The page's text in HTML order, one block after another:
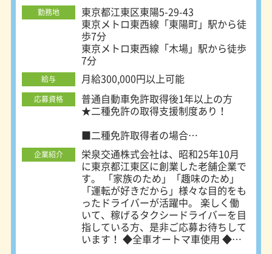
勤務地
東京都江東区東陽5-29-43
東京メトロ東西線「東陽町」駅から徒
歩7分
東京メトロ東西線「木場」駅から徒歩
7分
給与 月給300,000円以上可能
応募資格
普通自動車免許取得後1年以上の方
★二種免許の取得支援制度あり！
■二種免許取得者の場合
経験不問、未経験歓迎、学歴不問
企業紹介
栄泉交通株式会社は、昭和25年10月
に東京都江東区に創業した老舗企業で
す。 「家族のため」「趣味のため」
「運転が好きだから」様々な目的をも
ったドライバーが活躍中。 楽しく働
いて、稼げるタクシードライバーを目
指している方、是非ご応募お待ちして
います！ ◆全車オートマ車使用 ◆未